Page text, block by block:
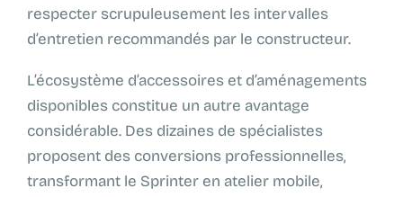
respecter scrupuleusement les intervalles
d’entretien recommandés par le constructeur.
L’écosystème d’accessoires et d’aménagements
disponibles constitue un autre avantage
considérable. Des dizaines de spécialistes
proposent des conversions professionnelles,
transformant le Sprinter en atelier mobile,